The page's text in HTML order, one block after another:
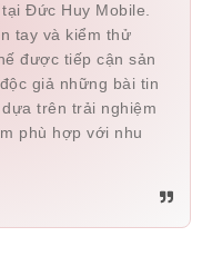
15:14 08/08/2026
15:13 08/08/2026
14:51 08/08/2026
Đức Huy Mobile.
tay và kiểm thử
được tiếp cận sản
giả những bài tin
trên trải nghiệm
phù hợp với nhu